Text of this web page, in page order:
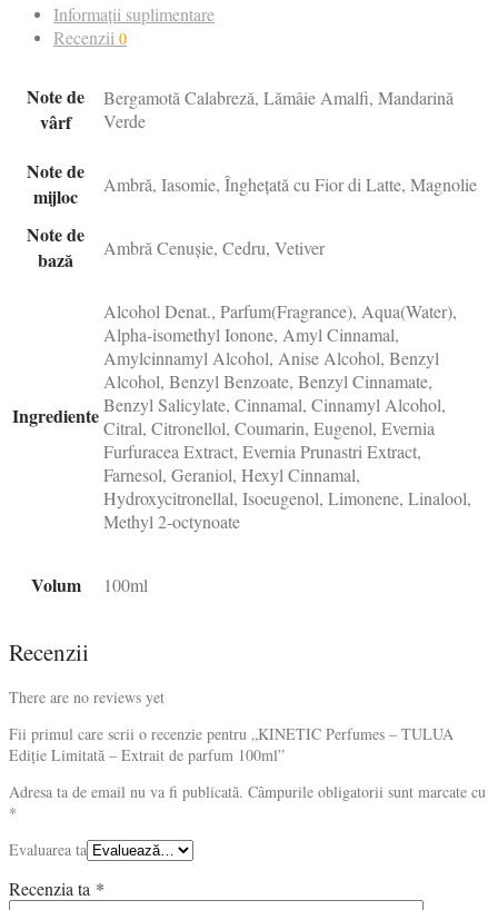
Informații suplimentare
Recenzii 0
Note de
vârf
Bergamotă Calabreză, Lămâie Amalfi, Mandarină
Verde
Note de
mijloc
Ambră, Iasomie, Înghețată cu Fior di Latte, Magnolie
Note de
bază
Ambră Cenușie, Cedru, Vetiver
Ingrediente
Alcohol Denat., Parfum(Fragrance), Aqua(Water),
Alpha-isomethyl Ionone, Amyl Cinnamal,
Amylcinnamyl Alcohol, Anise Alcohol, Benzyl
Alcohol, Benzyl Benzoate, Benzyl Cinnamate,
Benzyl Salicylate, Cinnamal, Cinnamyl Alcohol,
Citral, Citronellol, Coumarin, Eugenol, Evernia
Furfuracea Extract, Evernia Prunastri Extract,
Farnesol, Geraniol, Hexyl Cinnamal,
Hydroxycitronellal, Isoeugenol, Limonene, Linalool,
Methyl 2-octynoate
Volum 100ml
Recenzii
There are no reviews yet
Fii primul care scrii o recenzie pentru „KINETIC Perfumes – TULUA
Ediție Limitată – Extrait de parfum 100ml”
Adresa ta de email nu va fi publicată. Câmpurile obligatorii sunt marcate cu
*
Evaluarea ta
Recenzia ta *